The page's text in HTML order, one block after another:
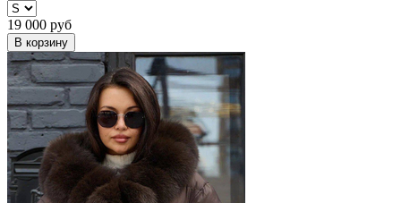
19 000 руб
В корзину